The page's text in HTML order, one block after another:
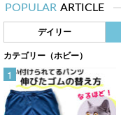
POPULAR ARTICLE
デイリー
カテゴリー（ホビー）